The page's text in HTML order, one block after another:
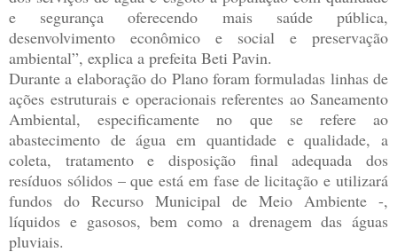
e segurança oferecendo mais saúde pública,
desenvolvimento econômico e social e preservação
ambiental”, explica a prefeita Beti Pavin.
Durante a elaboração do Plano foram formuladas linhas de
ações estruturais e operacionais referentes ao Saneamento
Ambiental, especificamente no que se refere ao
abastecimento de água em quantidade e qualidade, a
coleta, tratamento e disposição final adequada dos
resíduos sólidos – que está em fase de licitação e utilizará
fundos do Recurso Municipal de Meio Ambiente -,
líquidos e gasosos, bem como a drenagem das águas
pluviais.